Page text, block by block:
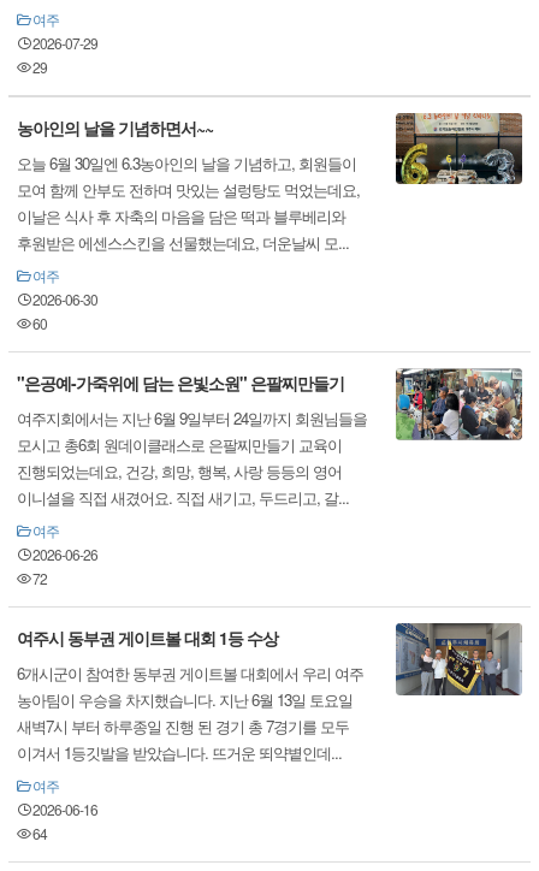
여주
2026-07-29
29
농아인의 날을 기념하면서~~
오늘 6월 30일엔 6.3농아인의 날을 기념하고, 회원들이
모여 함께 안부도 전하며 맛있는 설렁탕도 먹었는데요,
이날은 식사 후 자축의 마음을 담은 떡과 블루베리와
후원받은 에센스스킨을 선물했는데요, 더운날씨 모...
여주
2026-06-30
60
"은공예-가죽위에 담는 은빛소원" 은팔찌만들기
여주지회에서는 지난 6월 9일부터 24일까지 회원님들을
모시고 총6회 원데이클래스로 은팔찌만들기 교육이
진행되었는데요, 건강, 희망, 행복, 사랑 등등의 영어
이니셜을 직접 새겼어요. 직접 새기고, 두드리고, 갈...
여주
2026-06-26
72
여주시 동부권 게이트볼 대회 1등 수상
6개시군이 참여한 동부권 게이트볼 대회에서 우리 여주
농아팀이 우승을 차지했습니다. 지난 6월 13일 토요일
새벽7시 부터 하루종일 진행 된 경기 총 7경기를 모두
이겨서 1등깃발을 받았습니다. 뜨거운 뙤약볕인데...
여주
2026-06-16
64